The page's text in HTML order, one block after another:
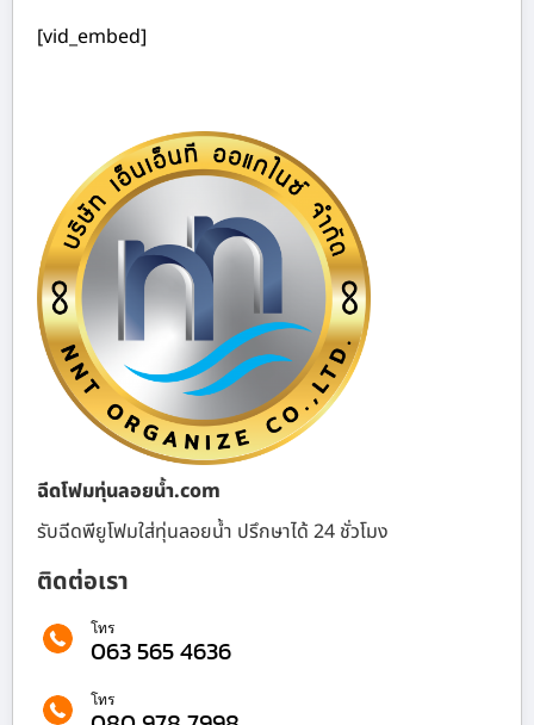
[vid_embed]
ฉีดโฟมทุ่นลอยน้ำ.com
รับฉีดพียูโฟมใส่ทุ่นลอยน้ำ ปรึกษาได้ 24 ชั่วโมง
ติดต่อเรา
โทร
063 565 4636
โทร